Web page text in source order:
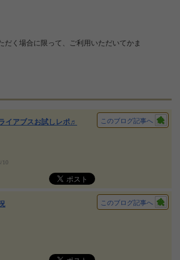
く場合に限って、ご利用いただいてかま
イアブスお試しレポ♬ このブログ記事へ
このブログ記事へ